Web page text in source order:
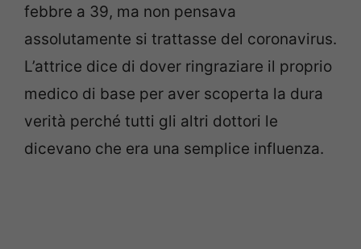
febbre a 39, ma non pensava
assolutamente si trattasse del coronavirus.
L’attrice dice di dover ringraziare il proprio
medico di base per aver scoperta la dura
verità perché tutti gli altri dottori le
dicevano che era una semplice influenza.